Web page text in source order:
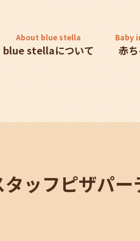
About blue stella
blue stellaについて
Baby
赤
タッフピザパー